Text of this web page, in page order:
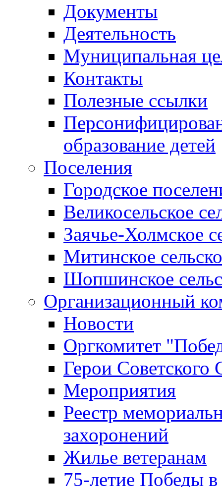
Документы
Деятельность
Муниципальная
Контакты
Полезные ссылки
образование детей
Поселения
Городское
Великосельское
Заячье-Холмское
Митинское
Шопшинское
Организационный
Новости
Оргкомитет
Герои Советского
Мероприятия
Реестр
захоронений
Жилье ветеранам
75-летие Победы